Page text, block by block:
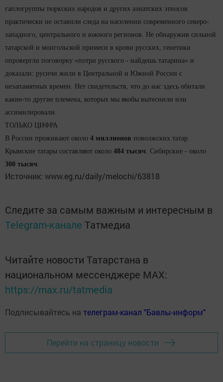
гаплогруппы тюркских народов и других азиатских этносов
практически не оставили следа на населении современного северо-
западного, центрального и южного регионов. Не обнаружив сильной
татарской и монгольской примеси в крови русских, генетики
опровергли поговорку «потри русского - найдешь татарина» и
доказали: русичи жили в Центральной и Южной России с
незапамятных времен. Нет свидетельств, что до нас здесь обитали
какие-то другие племена, которых мы якобы вытеснили или
ассимилировали.
ТОЛЬКО ЦИФРА
В России проживают около 4 миллионов поволжских татар.
Крымские татары составляют около 484 тысяч . Сибирские - около
300 тысяч
Источник: www.eg.ru/daily/melochi/63818
Следите за самым важным и интересным в
Telegram-канале Татмедиа
Читайте новости Татарстана в
национальном мессенджере MАХ:
https://max.ru/tatmedia
Подписывайтесь на телеграм-канал "Бавлы-информ"
Перейти на страницу новости